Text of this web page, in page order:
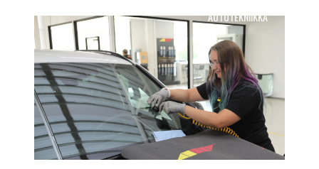
Tuulensuojasta
tietokeskukseksi
AUTOTEKNIIKKA